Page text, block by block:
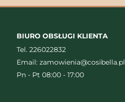
BIURO OBSŁUGI KLIENTA
Tel. 226022832
Email: zamowienia@cosibella.pl
Pn - Pt 08:00 - 17:00